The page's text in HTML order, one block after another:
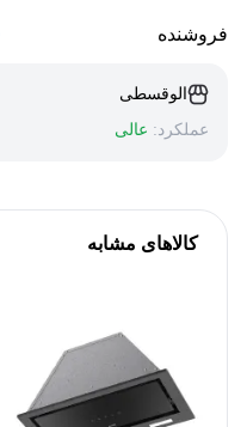
فروشنده
الوقسطی
عملکرد: عالی
کالاهای مشابه